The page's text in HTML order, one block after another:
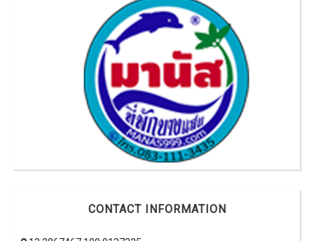
CONTACT INFORMATION